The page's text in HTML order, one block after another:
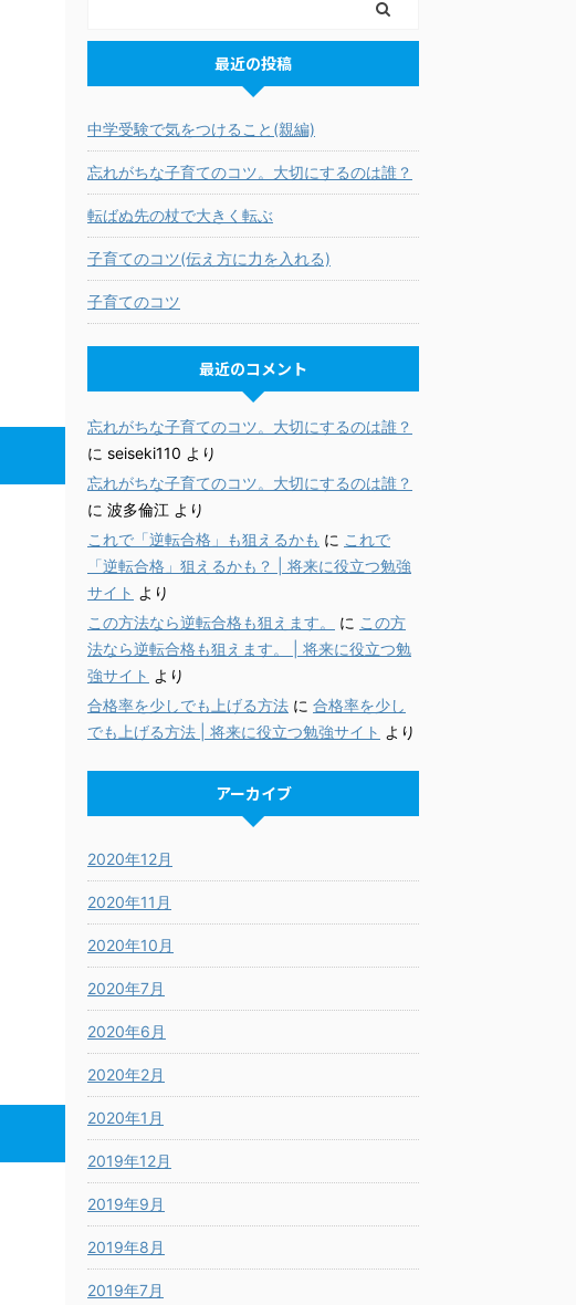
最近の投稿
中学受験で気をつけること(親編)
忘れがちな子育てのコツ。大切にするのは誰？
転ばぬ先の杖で大きく転ぶ
子育てのコツ(伝え方に力を入れる)
子育てのコツ
最近のコメント
忘れがちな子育てのコツ。大切にするのは誰？
に seiseki110 より
忘れがちな子育てのコツ。大切にするのは誰？
に 波多倫江 より
これで「逆転合格」も狙えるかも に これで
「逆転合格」狙えるかも？ | 将来に役立つ勉強
サイト より
この方法なら逆転合格も狙えます。
に この方
法なら逆転合格も狙えます。 | 将来に役立つ勉
強サイト より
合格率を少しでも上げる方法 に 合格率を少し
でも上げる方法 | 将来に役立つ勉強サイト より
アーカイブ
2020年12月
2020年11月
2020年10月
2020年7月
2020年6月
2020年2月
2020年1月
2019年12月
2019年9月
2019年8月
2019年7月